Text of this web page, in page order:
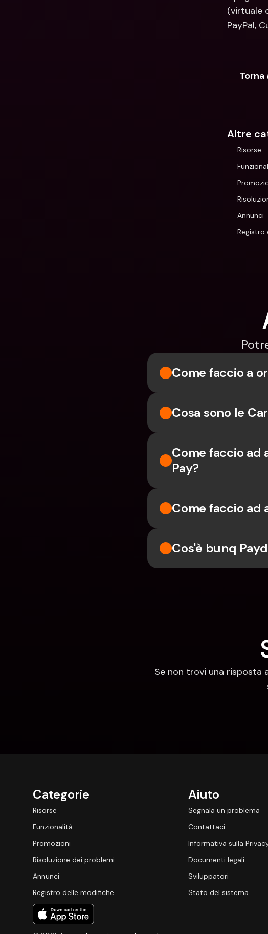
(virtuale
PayPal,
Torna
Altre
Risorse
Annunci
Registro
Come faccio a
Cosa sono le
Come faccio ad
Pay?
Come faccio ad
Cos'è bunq
Se non trovi una risposta
Categorie
Risorse
Funzionalità
Promozioni
Risoluzione dei problemi
Annunci
Registro delle modifiche
Aiuto
Segnala un problema
Contattaci
Informativa sulla
Documenti legali
Sviluppatori
Stato del sistema